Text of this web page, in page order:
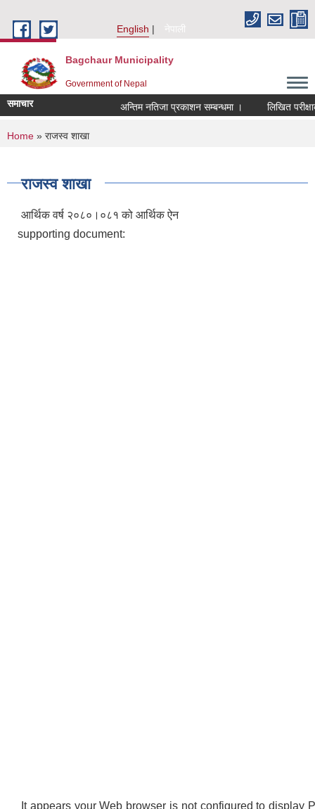
English
नेपाली
Bagchaur Municipality
Government of Nepal
समाचार अन्तिम नतिजा प्रकाशन सम्बन्धमा । लिखित
You are here
Home » राजस्व शाखा
राजस्व शाखा
आर्थिक वर्ष २०८०।०८१ को आर्थिक ऐन
supporting document:
It appears your Web browser is not configured to display